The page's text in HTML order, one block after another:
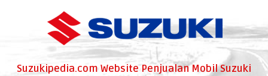
Suzukipedia.com Website Penjualan Mobil Suzuki